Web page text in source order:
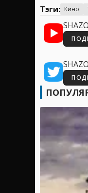
Тэги: Кино